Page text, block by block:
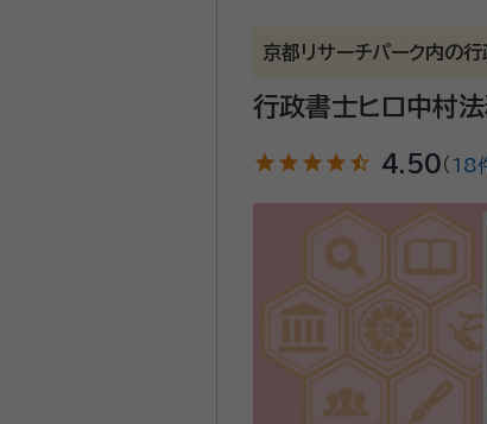
京都リサーチパーク内の
行政書士ヒロ中村
star star star star star_half 4.50（ 18